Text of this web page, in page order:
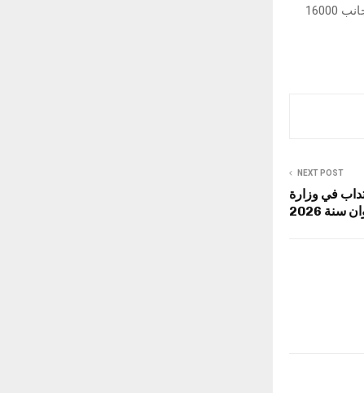
المتوقع أن يبلغ عدد المنتفعين ببرامج المرافقة وبمنحة المرافقة قرابة 18650 منتفعا إلى جانب 16000
NEXT POST
1771 خطّة انتداب في وزارة
سنة 2026